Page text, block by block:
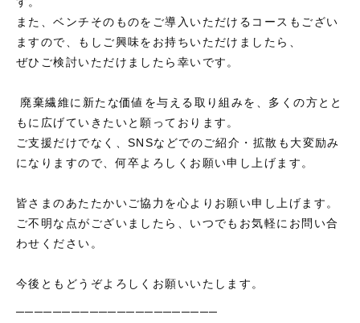
また、ベンチそのものをご導入いただけるコースもござい
ますので、もしご興味をお持ちいただけましたら、
ぜひご検討いただけましたら幸いです。
廃棄繊維に新たな価値を与える取り組みを、多くの方とと
もに広げていきたいと願っております。
ご支援だけでなく、SNSなどでのご紹介・拡散も大変励み
になりますので、何卒よろしくお願い申し上げます。
皆さまのあたたかいご協力を心よりお願い申し上げます。
ご不明な点がございましたら、いつでもお気軽にお問い合
わせください。
今後ともどうぞよろしくお願いいたします。
──────────────────────